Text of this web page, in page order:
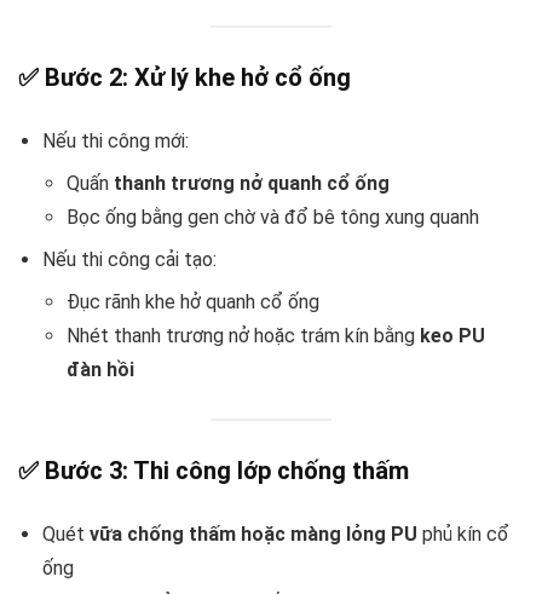
✅ Bước 2: Xử lý khe hở cổ ống
Nếu thi công mới:
Quấn thanh trương nở quanh cổ ống
Bọc ống bằng gen chờ và đổ bê tông xung quanh
Nếu thi công cải tạo:
Đục rãnh khe hở quanh cổ ống
Nhét thanh trương nở hoặc trám kín bằng keo PU
đàn hồi
✅ Bước 3: Thi công lớp chống thấm
Quét vữa chống thấm hoặc màng lỏng PU phủ kín cổ
ống